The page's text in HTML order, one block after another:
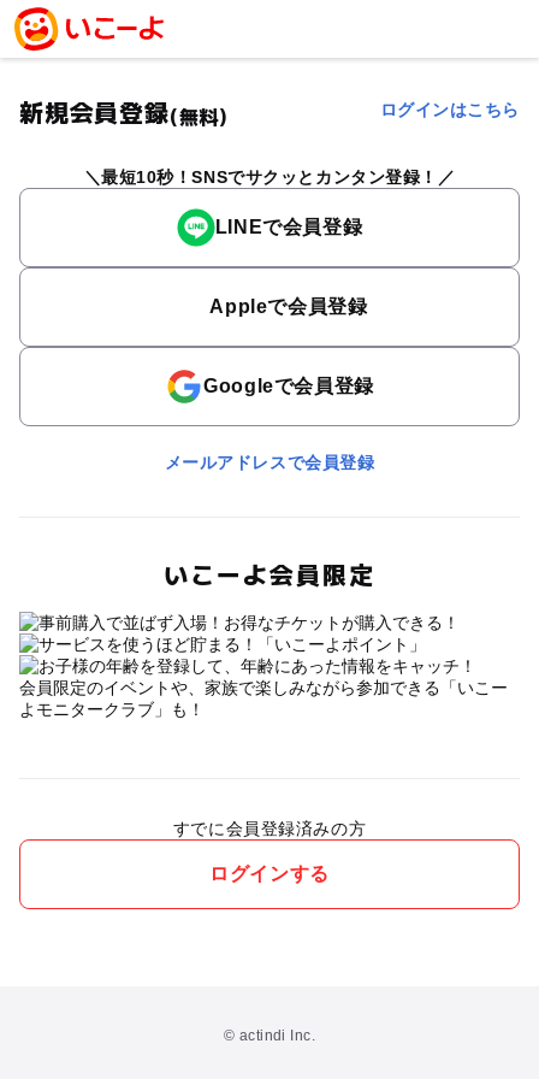
新規会員登録(無料) ログインはこちら
最短10秒！SNSでサクッとカンタン登録！
LINEで会員登録
Appleで会員登録
Googleで会員登録
メールアドレスで会員登録
いこーよ会員限定
会員限定のイベントや、家族で楽しみながら参加できる「いこー
よモニタークラブ」も！
すでに会員登録済みの方
ログインする
© actindi Inc.